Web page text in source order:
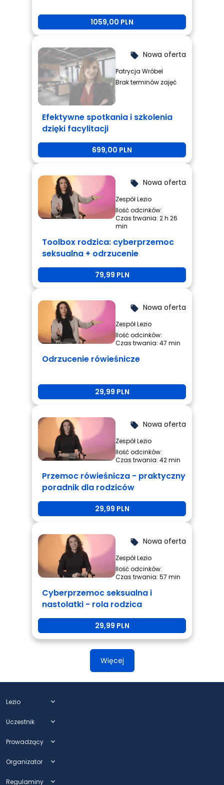
1059,00 PLN
local_offer Nowa oferta
Patrycja Wróbel
Brak terminów zajęć
Efektywne spotkania i szkolenia
dzięki facylitacji
699,00 PLN
local_offer Nowa oferta
Zespół Lezio
Ilość odcinków:
Czas trwania: 2 h 26
min
Toolbox rodzica: cyberprzemoc
seksualna + odrzucenie
rówieśnicze + przemoc
79,99 PLN
local_offer Nowa oferta
Zespół Lezio
Ilość odcinków:
Czas trwania: 47 min
Odrzucenie rówieśnicze
29,99 PLN
local_offer Nowa oferta
Zespół Lezio
Ilość odcinków:
Czas trwania: 42 min
Przemoc rówieśnicza - praktyczny
poradnik dla rodziców
29,99 PLN
local_offer Nowa oferta
Zespół Lezio
Ilość odcinków:
Czas trwania: 57 min
Cyberprzemoc seksualna i
nastolatki - rola rodzica
29,99 PLN
Więcej
Lezio expand_more
Uczestnik expand_more
Prowadzący expand_more
Organizator expand_more
Regulaminy expand_more